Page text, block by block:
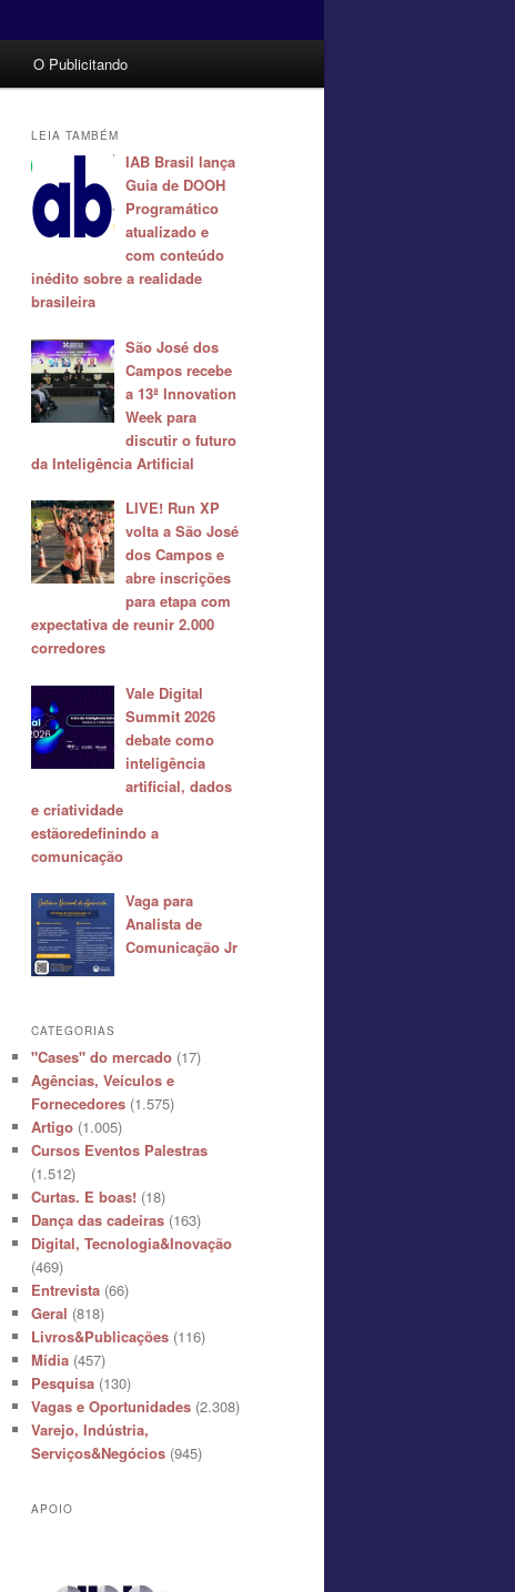
O Publicitando
LEIA TAMBÉM
IAB Brasil lança
Guia de DOOH
Programático
atualizado e
com conteúdo
inédito sobre a realidade
brasileira
São José dos
Campos recebe
a 13ª Innovation
Week para
discutir o futuro
da Inteligência Artificial
LIVE! Run XP
volta a São José
dos Campos e
abre inscrições
para etapa com
expectativa de reunir 2.000
corredores
Vale Digital
Summit 2026
debate como
inteligência
artificial, dados
e criatividade
estãoredefinindo a
comunicação
Vaga para
Analista de
Comunicação Jr
CATEGORIAS
"Cases" do mercado (17)
Agências, Veículos e
Fornecedores (1.575)
Artigo (1.005)
Cursos Eventos Palestras
(1.512)
Curtas. E boas! (18)
Dança das cadeiras (163)
Digital, Tecnologia&Inovação
(469)
Entrevista (66)
Geral (818)
Livros&Publicações (116)
Mídia (457)
Pesquisa (130)
Vagas e Oportunidades (2.308)
Varejo, Indústria,
Serviços&Negócios (945)
APOIO